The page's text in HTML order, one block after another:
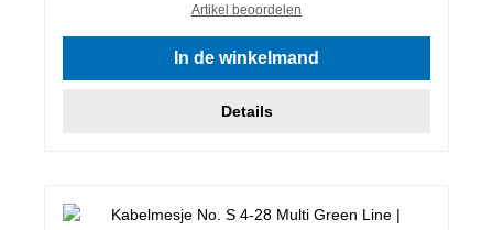
Artikel beoordelen
In de winkelmand
Details